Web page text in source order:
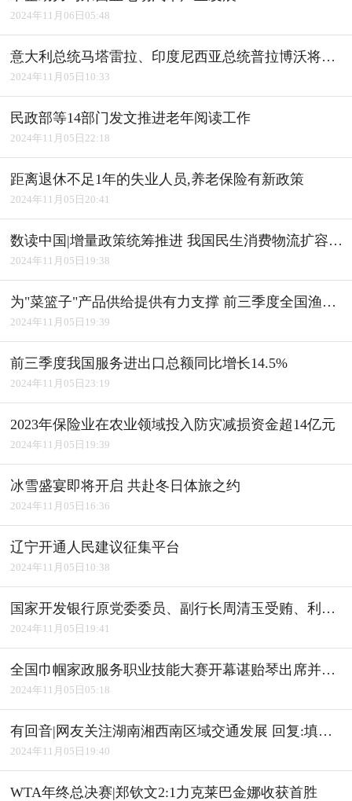
2024年11月06日05:48
意大利总统马塔雷拉、印度尼西亚总统普拉博沃将访华
2024年11月05日10:33
民政部等14部门发文推进老年阅读工作
2024年11月05日22:18
距离退休不足1年的失业人员,养老保险有新政策
2024年11月05日20:41
数读中国|增量政策统筹推进 我国民生消费物流扩容升级
2024年11月05日19:38
为"菜篮子"产品供给提供有力支撑 前三季度全国渔业经济平稳发展
2024年11月05日19:39
前三季度我国服务进出口总额同比增长14.5%
2024年11月05日23:19
2023年保险业在农业领域投入防灾减损资金超14亿元
2024年11月05日19:39
冰雪盛宴即将开启 共赴冬日体旅之约
2024年11月05日16:36
辽宁开通人民建议征集平台
2024年11月05日10:38
国家开发银行原党委委员、副行长周清玉受贿、利用影响力受贿案一审宣判
2024年11月05日19:41
全国巾帼家政服务职业技能大赛开幕谌贻琴出席并宣布开幕
2024年11月05日05:18
有回音|网友关注湖南湘西南区域交通发展 回复:填补"空白" 完善路网
2024年11月05日19:40
WTA年终总决赛|郑钦文2:1力克莱巴金娜收获首胜